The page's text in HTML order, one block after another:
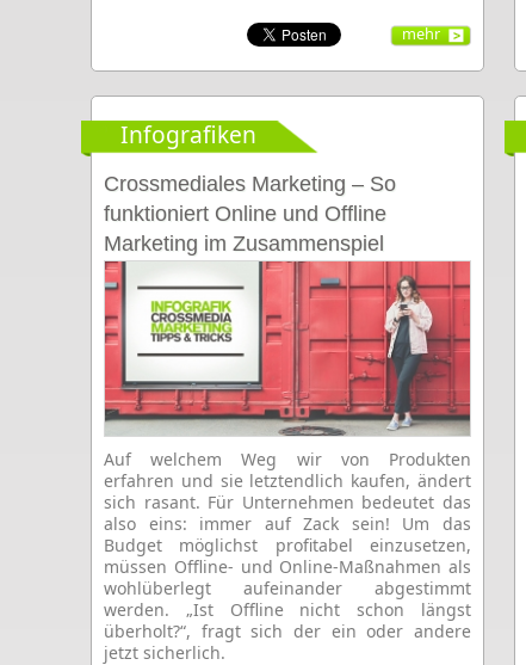
mehr
Infografiken
Crossmediales Marketing – So
funktioniert Online und Offline
Marketing im Zusammenspiel
[Infografik]
Auf welchem Weg wir von Produkten
erfahren und sie letztendlich kaufen, ändert
sich rasant. Für Unternehmen bedeutet das
also eins: immer auf Zack sein! Um das
Budget möglichst profitabel einzusetzen,
müssen Offline- und Online-Maßnahmen als
wohlüberlegt aufeinander abgestimmt
werden. „Ist Offline nicht schon längst
überholt?“, fragt sich der ein oder andere
jetzt sicherlich.